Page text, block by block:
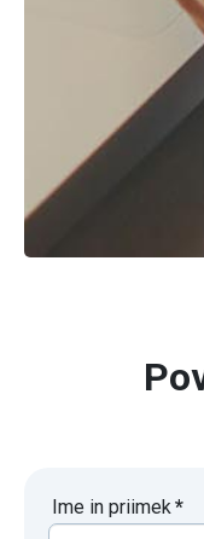
Ime in priimek*